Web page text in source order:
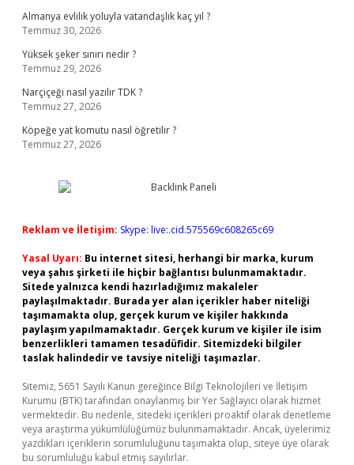
Almanya evlilik yoluyla vatandaşlık kaç yıl ?
Temmuz 30, 2026
Yüksek şeker sınırı nedir ?
Temmuz 29, 2026
Narçiçeği nasıl yazılır TDK ?
Temmuz 27, 2026
Köpeğe yat komutu nasıl öğretilir ?
Temmuz 27, 2026
Reklam ve İletişim: Skype: live:.cid.575569c608265c69
Yasal Uyarı: Bu internet sitesi, herhangi bir marka, kurum
veya şahıs şirketi ile hiçbir bağlantısı bulunmamaktadır.
Sitede yalnızca kendi hazırladığımız makaleler
paylaşılmaktadır. Burada yer alan içerikler haber niteliği
taşımamakta olup, gerçek kurum ve kişiler hakkında
paylaşım yapılmamaktadır. Gerçek kurum ve kişiler ile isim
benzerlikleri tamamen tesadüfidir. Sitemizdeki bilgiler
taslak halindedir ve tavsiye niteliği taşımazlar.
Sitemiz, 5651 Sayılı Kanun gereğince Bilgi Teknolojileri ve İletişim
Kurumu (BTK) tarafından onaylanmış bir Yer Sağlayıcı olarak hizmet
vermektedir. Bu nedenle, sitedeki içerikleri proaktif olarak denetleme
veya araştırma yükümlülüğümüz bulunmamaktadır. Ancak, üyelerimiz
yazdıkları içeriklerin sorumluluğunu taşımakta olup, siteye üye olarak
bu sorumluluğu kabul etmiş sayılırlar.